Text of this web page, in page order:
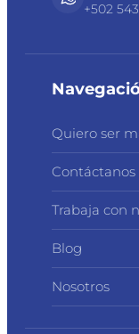
+502
Quiero ser
Contáctanos
Trabaja con
Blog
Nosotros